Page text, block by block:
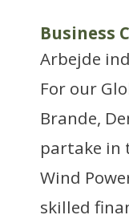
Business
Arbejde
For our
Brande,
partake in
Wind
skilled